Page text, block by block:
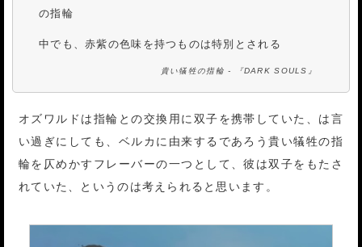
の指輪
中でも、赤紫の色味を持つものは特別とされる
貴い犠牲の指輪 - 『DARK SOULS』
オズワルドは指輪との交換用に双子を携帯していた、は言
い過ぎにしても、ベルカに由来するであろう貴い犠牲の指
輪を仄めかすフレーバーの一つとして、彼は双子をもたさ
れていた、というのは考えられると思います。